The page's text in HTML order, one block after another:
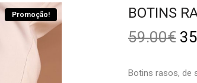
Promoção! BOTINS
59.00€
Botins rasos, de